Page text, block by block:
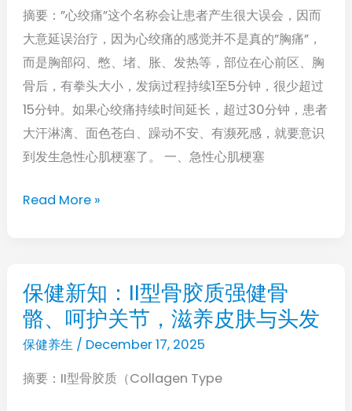
风
险
摘要：”心绞痛”这个名称会让患者产生很大误会，因而
大意延误治疗，因为心绞痛的感觉并不是真的”胸痛”，
而是胸部闷、憋、堵、胀、发热等，部位在心前区、胸
骨后，有拳头大小，发病过程持续1至5分钟，很少超过
15分钟。如果心绞痛持续时间延长，超过30分钟，患者
大汗淋漓、面色苍白、躁动不安、有濒死感，就要意识
到发生急性心肌梗塞了。 一、急性心肌梗塞
生
直
言：
真
正
致
命
不
脏
病，
而
是
你
Read More »
保健新知：II型骨胶质强健骨
骼、呵护关节，滋养皮肤与头发
保健养生/ December 17, 2025
摘要：II型骨胶质（Collagen Type
保
健
新
II